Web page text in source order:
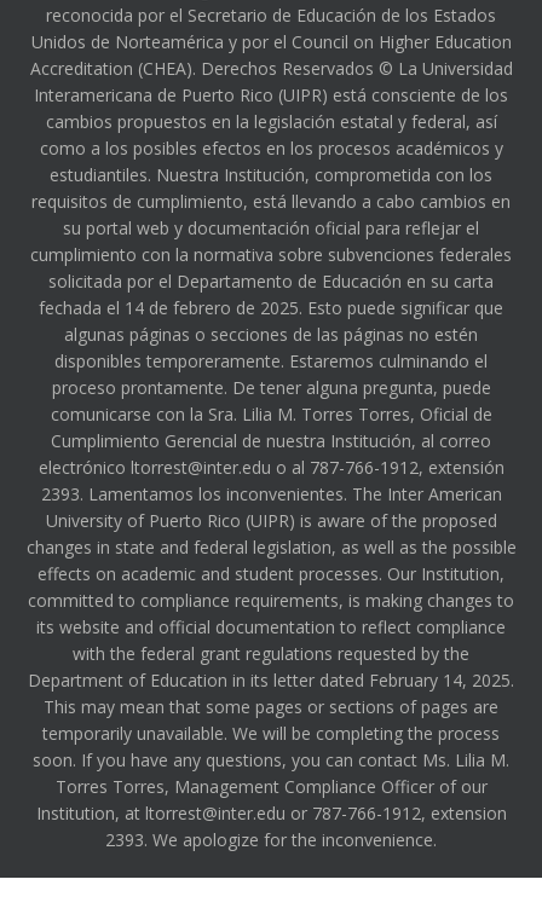
reconocida por el Secretario de Educación de los Estados
Unidos de Norteamérica y por el Council on Higher Education
Accreditation (CHEA). Derechos Reservados © La Universidad
Interamericana de Puerto Rico (UIPR) está consciente de los
cambios propuestos en la legislación estatal y federal, así
como a los posibles efectos en los procesos académicos y
estudiantiles. Nuestra Institución, comprometida con los
requisitos de cumplimiento, está llevando a cabo cambios en
su portal web y documentación oficial para reflejar el
cumplimiento con la normativa sobre subvenciones federales
solicitada por el Departamento de Educación en su carta
fechada el 14 de febrero de 2025. Esto puede significar que
algunas páginas o secciones de las páginas no estén
disponibles temporeramente. Estaremos culminando el
proceso prontamente. De tener alguna pregunta, puede
comunicarse con la Sra. Lilia M. Torres Torres, Oficial de
Cumplimiento Gerencial de nuestra Institución, al correo
electrónico ltorrest@inter.edu o al 787-766-1912, extensión
2393. Lamentamos los inconvenientes. The Inter American
University of Puerto Rico (UIPR) is aware of the proposed
changes in state and federal legislation, as well as the possible
effects on academic and student processes. Our Institution,
committed to compliance requirements, is making changes to
its website and official documentation to reflect compliance
with the federal grant regulations requested by the
Department of Education in its letter dated February 14, 2025.
This may mean that some pages or sections of pages are
temporarily unavailable. We will be completing the process
soon. If you have any questions, you can contact Ms. Lilia M.
Torres Torres, Management Compliance Officer of our
Institution, at ltorrest@inter.edu or 787-766-1912, extension
2393. We apologize for the inconvenience.